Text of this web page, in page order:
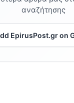
αναζήτησης
EpirusPost.gr on